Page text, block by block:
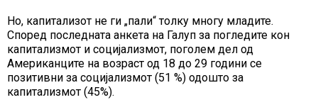
Но, капитализот не ги „пали“ толку многу младите.
Според последната анкета на Галуп за погледите кон
капитализмот и социјализмот, поголем дел од
Американците на возраст од 18 до 29 години се
позитивни за социјализмот (51 %) одошто за
капитализмот (45%).